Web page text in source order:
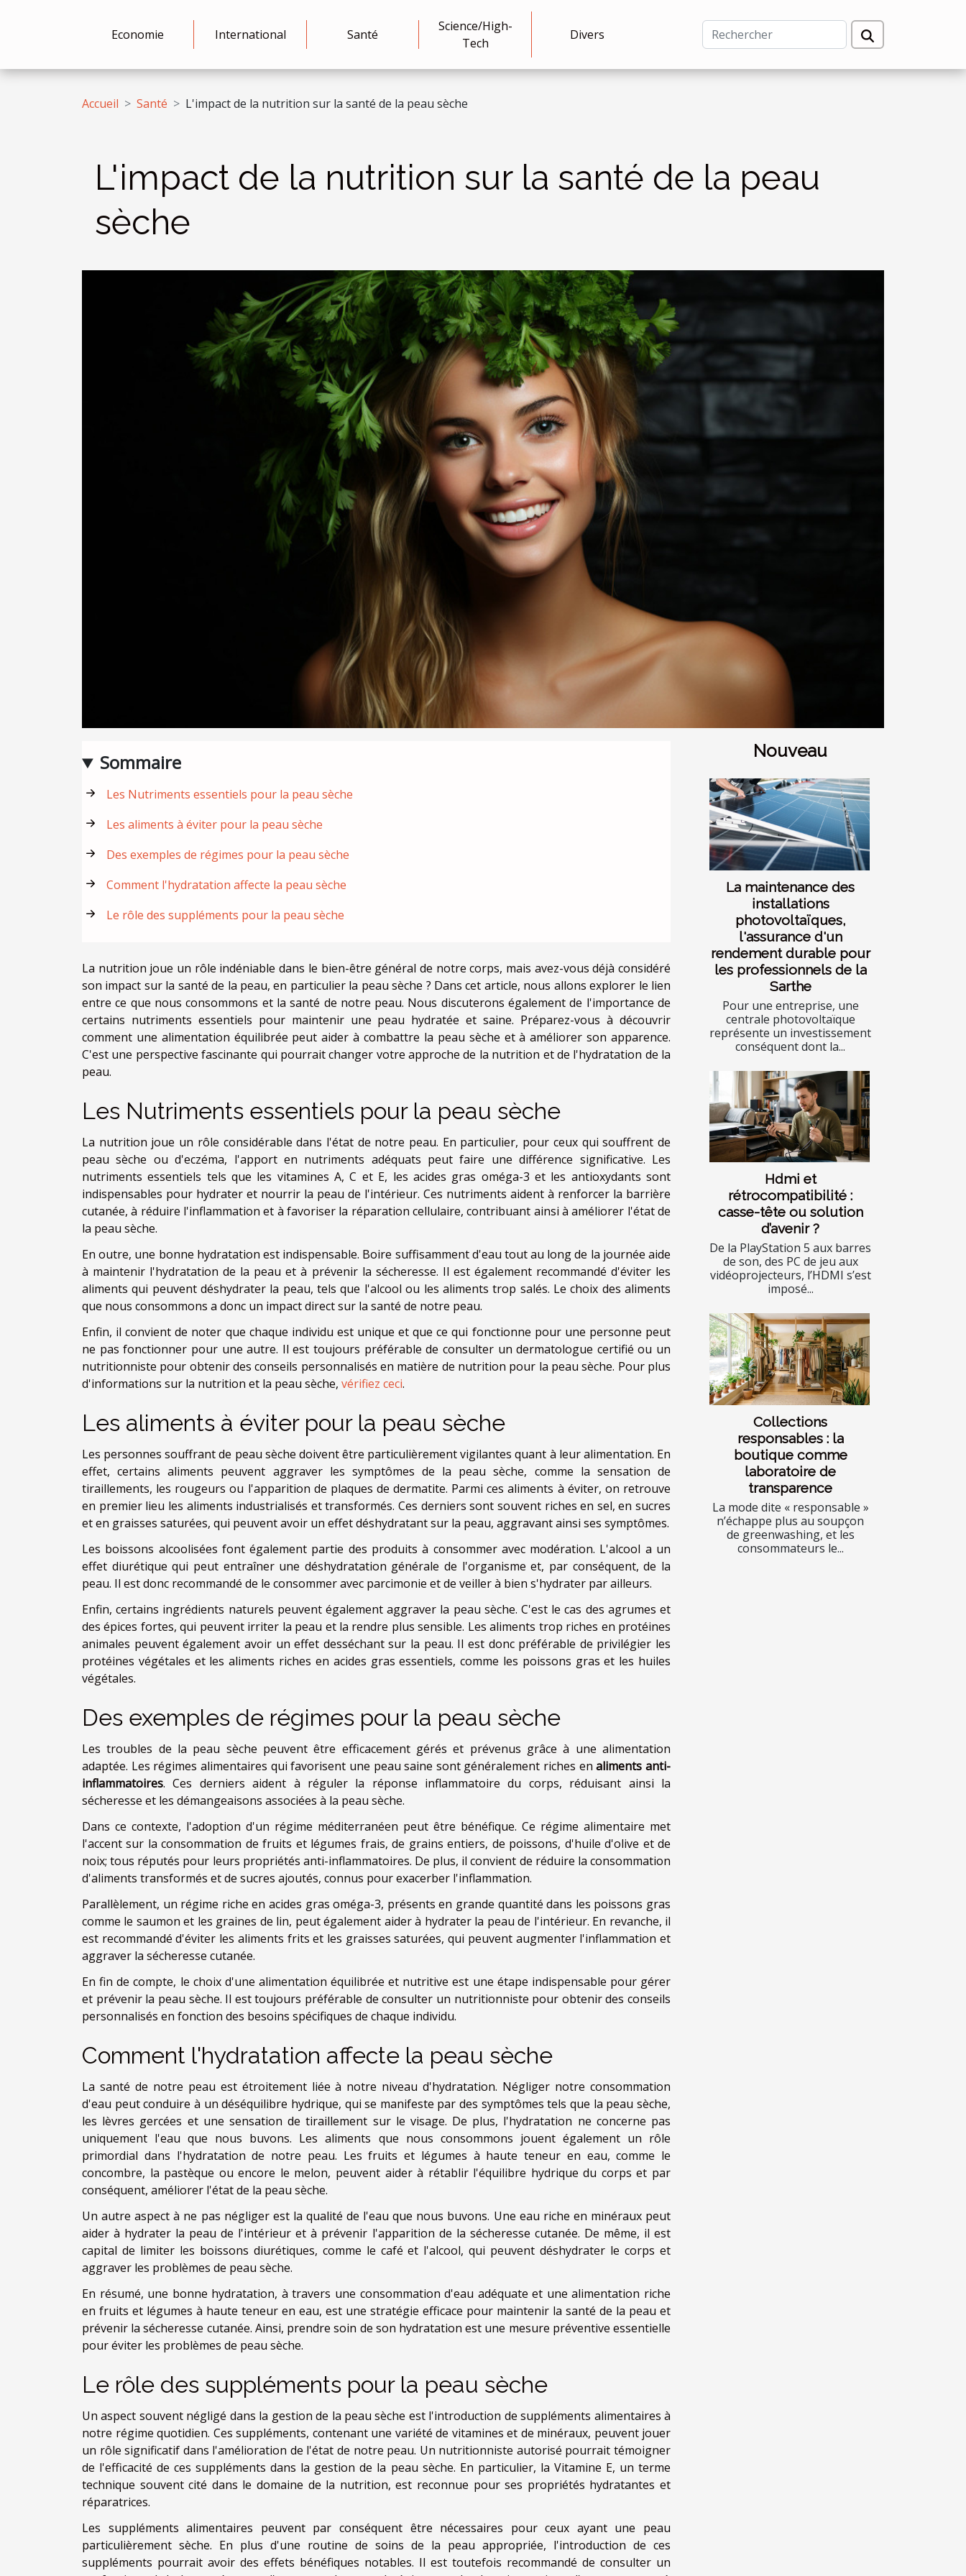
Economie International Santé
Science/High-
Tech
Divers
Accueil Santé L'impact de la nutrition sur la santé de la peau sèche
L'impact de la nutrition sur la santé de la peau
sèche
Sommaire
Les Nutriments essentiels pour la peau sèche
Les aliments à éviter pour la peau sèche
Des exemples de régimes pour la peau sèche
Comment l'hydratation affecte la peau sèche
Le rôle des suppléments pour la peau sèche
La nutrition joue un rôle indéniable dans le bien-être général de notre corps, mais avez-vous déjà considéré
son impact sur la santé de la peau, en particulier la peau sèche ? Dans cet article, nous allons explorer le lien
entre ce que nous consommons et la santé de notre peau. Nous discuterons également de l'importance de
certains nutriments essentiels pour maintenir une peau hydratée et saine. Préparez-vous à découvrir
comment une alimentation équilibrée peut aider à combattre la peau sèche et à améliorer son apparence.
C'est une perspective fascinante qui pourrait changer votre approche de la nutrition et de l'hydratation de la
peau.
Les Nutriments essentiels pour la peau sèche
La nutrition joue un rôle considérable dans l'état de notre peau. En particulier, pour ceux qui souffrent de
peau sèche ou d'eczéma, l'apport en nutriments adéquats peut faire une différence significative. Les
nutriments essentiels tels que les vitamines A, C et E, les acides gras oméga-3 et les antioxydants sont
indispensables pour hydrater et nourrir la peau de l'intérieur. Ces nutriments aident à renforcer la barrière
cutanée, à réduire l'inflammation et à favoriser la réparation cellulaire, contribuant ainsi à améliorer l'état de
la peau sèche.
En outre, une bonne hydratation est indispensable. Boire suffisamment d'eau tout au long de la journée aide
à maintenir l'hydratation de la peau et à prévenir la sécheresse. Il est également recommandé d'éviter les
aliments qui peuvent déshydrater la peau, tels que l'alcool ou les aliments trop salés. Le choix des aliments
que nous consommons a donc un impact direct sur la santé de notre peau.
Enfin, il convient de noter que chaque individu est unique et que ce qui fonctionne pour une personne peut
ne pas fonctionner pour une autre. Il est toujours préférable de consulter un dermatologue certifié ou un
nutritionniste pour obtenir des conseils personnalisés en matière de nutrition pour la peau sèche. Pour plus
d'informations sur la nutrition et la peau sèche, vérifiez ceci.
Les aliments à éviter pour la peau sèche
Les personnes souffrant de peau sèche doivent être particulièrement vigilantes quant à leur alimentation. En
effet, certains aliments peuvent aggraver les symptômes de la peau sèche, comme la sensation de
tiraillements, les rougeurs ou l'apparition de plaques de dermatite. Parmi ces aliments à éviter, on retrouve
en premier lieu les aliments industrialisés et transformés. Ces derniers sont souvent riches en sel, en sucres
et en graisses saturées, qui peuvent avoir un effet déshydratant sur la peau, aggravant ainsi ses symptômes.
Les boissons alcoolisées font également partie des produits à consommer avec modération. L'alcool a un
effet diurétique qui peut entraîner une déshydratation générale de l'organisme et, par conséquent, de la
peau. Il est donc recommandé de le consommer avec parcimonie et de veiller à bien s'hydrater par ailleurs.
Enfin, certains ingrédients naturels peuvent également aggraver la peau sèche. C'est le cas des agrumes et
des épices fortes, qui peuvent irriter la peau et la rendre plus sensible. Les aliments trop riches en protéines
animales peuvent également avoir un effet desséchant sur la peau. Il est donc préférable de privilégier les
protéines végétales et les aliments riches en acides gras essentiels, comme les poissons gras et les huiles
végétales.
Des exemples de régimes pour la peau sèche
Les troubles de la peau sèche peuvent être efficacement gérés et prévenus grâce à une alimentation
adaptée. Les régimes alimentaires qui favorisent une peau saine sont généralement riches enaliments anti-
inflammatoires. Ces derniers aident à réguler la réponse inflammatoire du corps, réduisant ainsi la
sécheresse et les démangeaisons associées à la peau sèche.
Dans ce contexte, l'adoption d'un régime méditerranéen peut être bénéfique. Ce régime alimentaire met
l'accent sur la consommation de fruits et légumes frais, de grains entiers, de poissons, d'huile d'olive et de
noix; tous réputés pour leurs propriétés anti-inflammatoires. De plus, il convient de réduire la consommation
d'aliments transformés et de sucres ajoutés, connus pour exacerber l'inflammation.
Parallèlement, un régime riche en acides gras oméga-3, présents en grande quantité dans les poissons gras
comme le saumon et les graines de lin, peut également aider à hydrater la peau de l'intérieur. En revanche, il
est recommandé d'éviter les aliments frits et les graisses saturées, qui peuvent augmenter l'inflammation et
aggraver la sécheresse cutanée.
En fin de compte, le choix d'une alimentation équilibrée et nutritive est une étape indispensable pour gérer
et prévenir la peau sèche. Il est toujours préférable de consulter un nutritionniste pour obtenir des conseils
personnalisés en fonction des besoins spécifiques de chaque individu.
Comment l'hydratation affecte la peau sèche
La santé de notre peau est étroitement liée à notre niveau d'hydratation. Négliger notre consommation
d'eau peut conduire à un déséquilibre hydrique, qui se manifeste par des symptômes tels que la peau sèche,
les lèvres gercées et une sensation de tiraillement sur le visage. De plus, l'hydratation ne concerne pas
uniquement l'eau que nous buvons. Les aliments que nous consommons jouent également un rôle
primordial dans l'hydratation de notre peau. Les fruits et légumes à haute teneur en eau, comme le
concombre, la pastèque ou encore le melon, peuvent aider à rétablir l'équilibre hydrique du corps et par
conséquent, améliorer l'état de la peau sèche.
Un autre aspect à ne pas négliger est la qualité de l'eau que nous buvons. Une eau riche en minéraux peut
aider à hydrater la peau de l'intérieur et à prévenir l'apparition de la sécheresse cutanée. De même, il est
capital de limiter les boissons diurétiques, comme le café et l'alcool, qui peuvent déshydrater le corps et
aggraver les problèmes de peau sèche.
En résumé, une bonne hydratation, à travers une consommation d'eau adéquate et une alimentation riche
en fruits et légumes à haute teneur en eau, est une stratégie efficace pour maintenir la santé de la peau et
prévenir la sécheresse cutanée. Ainsi, prendre soin de son hydratation est une mesure préventive essentielle
pour éviter les problèmes de peau sèche.
Le rôle des suppléments pour la peau sèche
Un aspect souvent négligé dans la gestion de la peau sèche est l'introduction de suppléments alimentaires à
notre régime quotidien. Ces suppléments, contenant une variété de vitamines et de minéraux, peuvent jouer
un rôle significatif dans l'amélioration de l'état de notre peau. Un nutritionniste autorisé pourrait témoigner
de l'efficacité de ces suppléments dans la gestion de la peau sèche. En particulier, la Vitamine E, un terme
technique souvent cité dans le domaine de la nutrition, est reconnue pour ses propriétés hydratantes et
réparatrices.
Les suppléments alimentaires peuvent par conséquent être nécessaires pour ceux ayant une peau
particulièrement sèche. En plus d'une routine de soins de la peau appropriée, l'introduction de ces
suppléments pourrait avoir des effets bénéfiques notables. Il est toutefois recommandé de consulter un
Nouveau
La maintenance des
installations
photovoltaïques,
l'assurance d'un
rendement durable pour
les professionnels de la
Sarthe
Pour une entreprise, une
centrale photovoltaïque
représente un investissement
conséquent dont la...
Hdmi et
rétrocompatibilité :
casse-tête ou solution
d’avenir ?
De la PlayStation 5 aux barres
de son, des PC de jeu aux
vidéoprojecteurs, l’HDMI s’est
imposé...
Collections
responsables : la
boutique comme
laboratoire de
transparence
La mode dite « responsable »
n’échappe plus au soupçon
de greenwashing, et les
consommateurs le...